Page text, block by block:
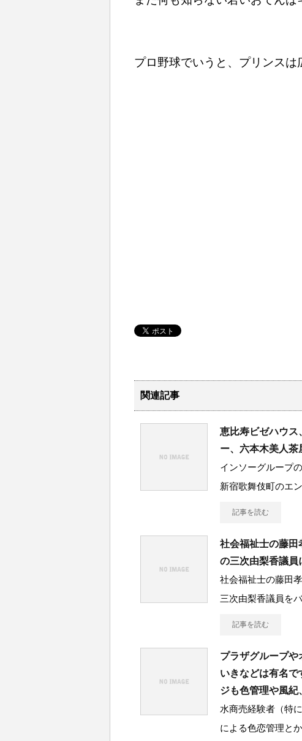
プロ野球でいうと、プリンスは
関連記事
恵比寿ビゼハウス
ー、六本木美人茶
インソーグループ
新宿歌舞伎町のエ
記事を読む
社会福祉士の藤田
の三次由梨香議員
社会福祉士の藤田
三次由梨香議員を
記事を読む
プラザグループ
いきなどは有名
ジも色管理や風紀
水商売経験者（特
による色恋管理と